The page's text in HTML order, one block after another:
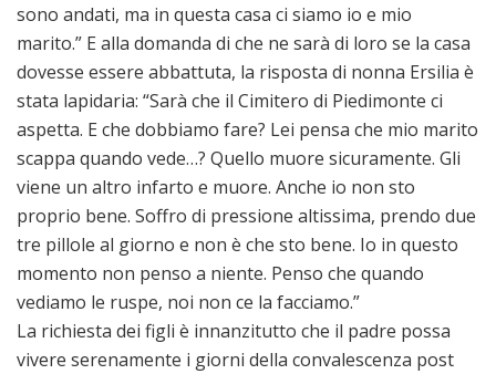
sono andati, ma in questa casa ci siamo io e mio
marito.” E alla domanda di che ne sarà di loro se la casa
dovesse essere abbattuta, la risposta di nonna Ersilia è
stata lapidaria: “Sarà che il Cimitero di Piedimonte ci
aspetta. E che dobbiamo fare? Lei pensa che mio marito
scappa quando vede…? Quello muore sicuramente. Gli
viene un altro infarto e muore. Anche io non sto
proprio bene. Soffro di pressione altissima, prendo due
tre pillole al giorno e non è che sto bene. Io in questo
momento non penso a niente. Penso che quando
vediamo le ruspe, noi non ce la facciamo.”
La richiesta dei figli è innanzitutto che il padre possa
vivere serenamente i giorni della convalescenza post